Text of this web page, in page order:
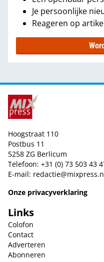
Je persoonlijke
Reageren op
Hoogstraat 110
Postbus 11
5258 ZG Berlicum
Telefoon: +31 (0) 73 503 43
E-mail:
Onze privacyverklaring
Links
Colofon
Contact
Adverteren
Abonneren